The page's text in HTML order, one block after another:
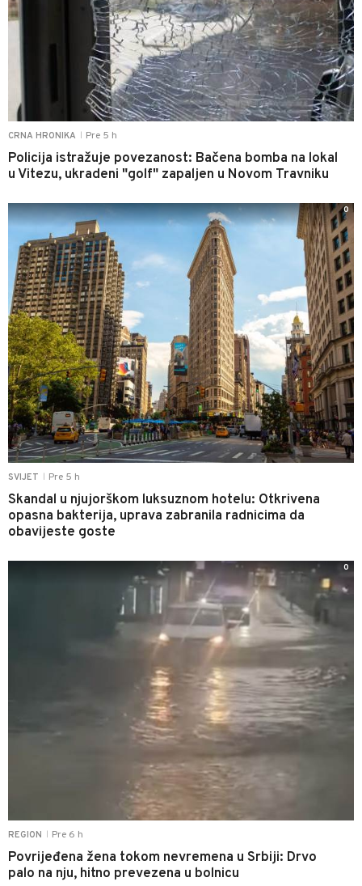
CRNA HRONIKA Pre 5 h
Policija istražuje povezanost: Bačena bomba na lokal
u Vitezu, ukradeni "golf" zapaljen u Novom Travniku
SVIJET Pre 5 h
Skandal u njujorškom luksuznom hotelu: Otkrivena
opasna bakterija, uprava zabranila radnicima da
obavijeste goste
0
REGION Pre 6 h
Povrijeđena žena tokom nevremena u Srbiji: Drvo
palo na nju, hitno prevezena u bolnicu
0